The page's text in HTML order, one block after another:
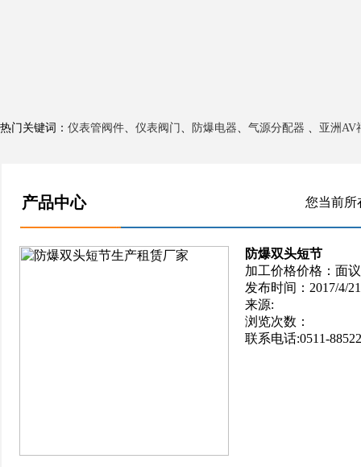
热门关键词： 仪表管阀件、 仪表阀门 、 防爆电器、 气源分配器 、 亚洲AV
产品中心 您当前所
防爆双头短节
加工价格价格：面议
发布时间：2017/4/
来源:
浏览次数：
联系电话:0511-